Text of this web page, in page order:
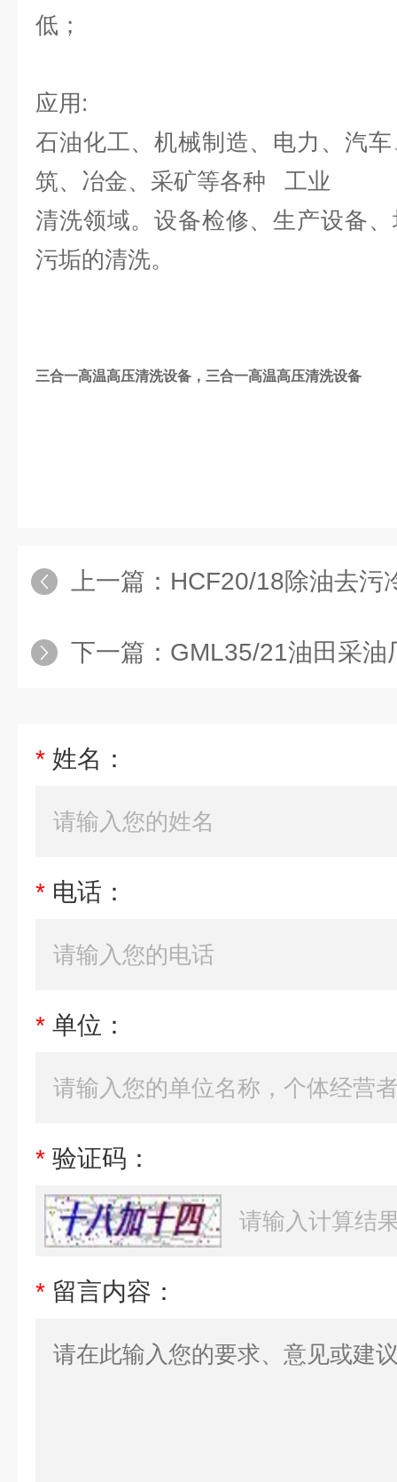
低；
应用:
石油化工、机械制造、电力、汽
筑、冶金、采矿等各种 工业
清洗领域。设备检修、生产设备
污垢的清洗。
三合一高温高压清洗设备 ， 三合一高温高压清洗设备
上一篇： HCF20/18除油去污
下一篇： GML35/21油田采油
* 姓名：
* 电话：
* 单位：
* 验证码：
* 留言内容：